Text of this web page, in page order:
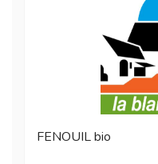
FENOUIL bio